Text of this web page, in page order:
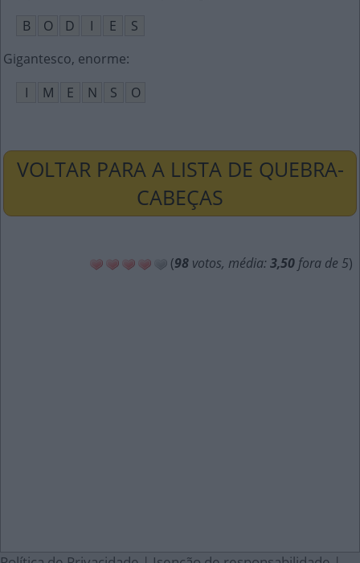
B
O D I E
S
Gigantesco, enorme:
I
M E N S O
VOLTAR PARA A LISTA DE QUEBRA-
CABEÇAS
(98 votos, média: 3,50 fora de 5)